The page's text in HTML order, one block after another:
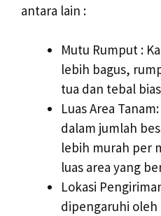
antara lain :
Mutu Rumput :
lebih bagus,
tua dan tebal
Luas Area
dalam jumlah
lebih murah per
luas area yang
Lokasi
dipengaruhi